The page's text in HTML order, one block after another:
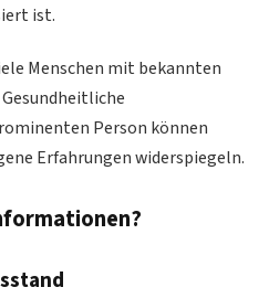
ist.
Menschen mit bekannten
Person können
Erfahrungen widerspiegeln.